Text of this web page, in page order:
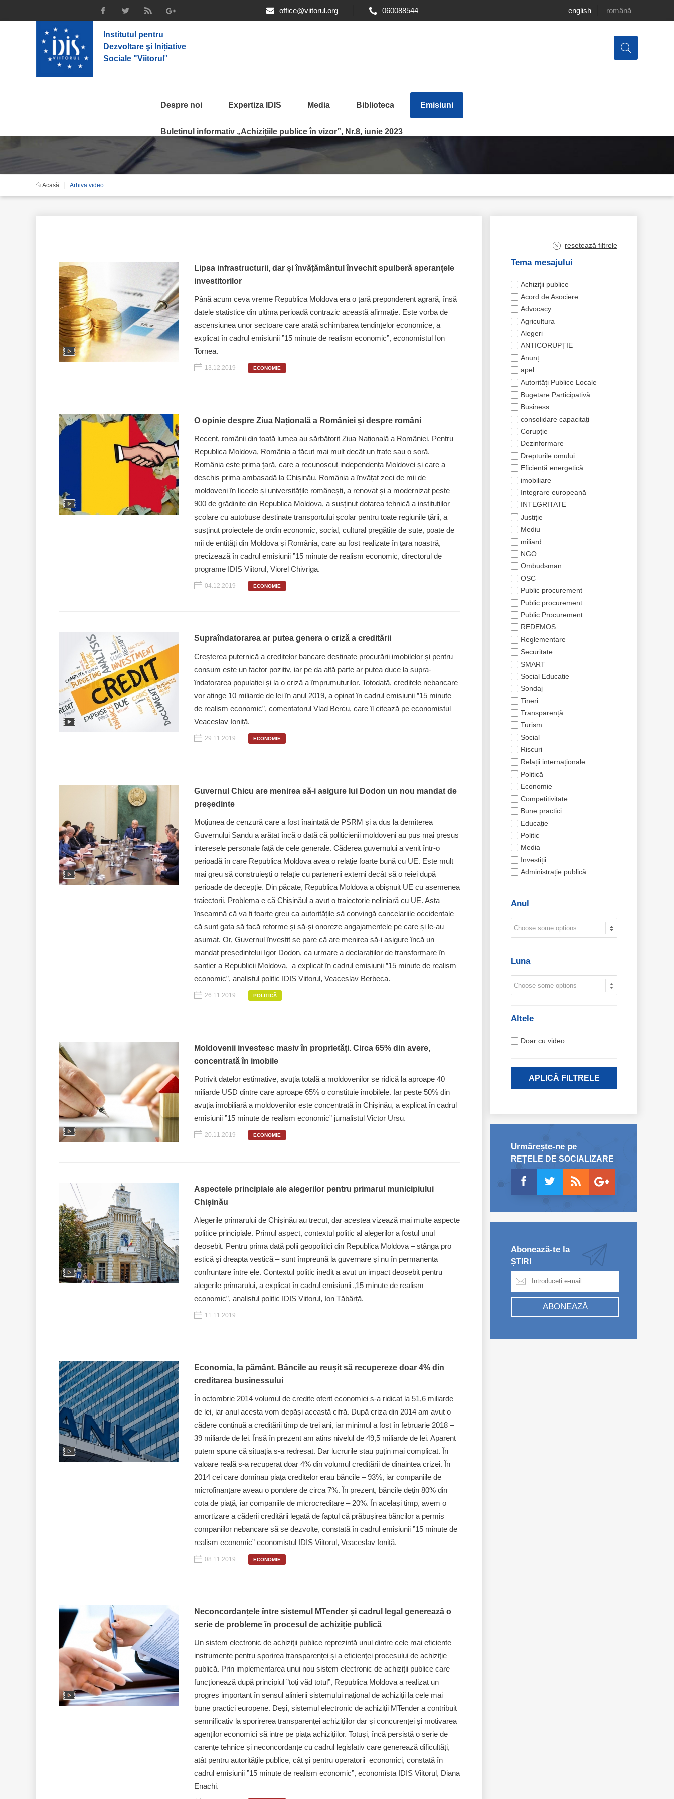
office@viitorul.org 060088544 english română
Institutul pentru
Dezvoltare şi Inițiative
Sociale "Viitorul "
Despre noi Expertiza IDIS Media Biblioteca Emisiuni
Buletinul informativ „Achizițiile publice în vizor”, Nr.8, iunie 2023
Acasă Arhiva video
Lipsa infrastructurii, dar și învățământul învechit spulberă speranțele
investitorilor
Până acum ceva vreme Republica Moldova era o țară preponderent agrară, însă
datele statistice din ultima perioadă contrazic această afirmație. Este vorba de
ascensiunea unor sectoare care arată schimbarea tendințelor economice, a
explicat în cadrul emisiunii ”15 minute de realism economic”, economistul Ion
Tornea.
13.12.2019 ECONOMIE
O opinie despre Ziua Națională a României și despre români
Recent, românii din toată lumea au sărbătorit Ziua Națională a României. Pentru
Republica Moldova, România a făcut mai mult decât un frate sau o soră.
România este prima țară, care a recunoscut independența Moldovei și care a
deschis prima ambasadă la Chișinău. România a învățat zeci de mii de
moldoveni în liceele și universitățile românești, a renovat și a modernizat peste
900 de grădinițe din Republica Moldova, a susținut dotarea tehnică a instituțiilor
școlare cu autobuse destinate transportului școlar pentru toate regiunile țării, a
susținut proiectele de ordin economic, social, cultural pregătite de sute, poate de
mii de entități din Moldova și România, care au fost realizate în țara noastră,
precizează în cadrul emisiunii ”15 minute de realism economic, directorul de
programe IDIS Viitorul, Viorel Chivriga.
04.12.2019 ECONOMIE
Supraîndatorarea ar putea genera o criză a creditării
Creșterea puternică a creditelor bancare destinate procurării imobilelor și pentru
consum este un factor pozitiv, iar pe da altă parte ar putea duce la supra-
îndatorarea populației și la o criză a împrumuturilor. Totodată, creditele nebancare
vor atinge 10 miliarde de lei în anul 2019, a opinat în cadrul emisiunii ”15 minute
de realism economic”, comentatorul Vlad Bercu, care îl citează pe economistul
Veaceslav Ioniță.
29.11.2019 ECONOMIE
Guvernul Chicu are menirea să-i asigure lui Dodon un nou mandat de
președinte
Moțiunea de cenzură care a fost înaintată de PSRM și a dus la demiterea
Guvernului Sandu a arătat încă o dată că politicienii moldoveni au pus mai presus
interesele personale față de cele generale. Căderea guvernului a venit într-o
perioadă în care Republica Moldova avea o relație foarte bună cu UE. Este mult
mai greu să construiești o relație cu partenerii externi decât să o reiei după
perioade de decepție. Din păcate, Republica Moldova a obișnuit UE cu asemenea
traiectorii. Problema e că Chișinăul a avut o traiectorie neliniară cu UE. Asta
înseamnă că va fi foarte greu ca autoritățile să convingă cancelariile occidentale
că sunt gata să facă reforme și să-și onoreze angajamentele pe care și le-au
asumat. Or, Guvernul învestit se pare că are menirea să-i asigure încă un
mandat președintelui Igor Dodon, ca urmare a declarațiilor de transformare în
șantier a Republicii Moldova, a explicat în cadrul emisiunii ”15 minute de realism
economic”, analistul politic IDIS Viitorul, Veaceslav Berbeca.
26.11.2019 POLITICĂ
Moldovenii investesc masiv în proprietăți. Circa 65% din avere,
concentrată în imobile
Potrivit datelor estimative, avuția totală a moldovenilor se ridică la aproape 40
miliarde USD dintre care aproape 65% o constituie imobilele. Iar peste 50% din
avuția imobiliară a moldovenilor este concentrată în Chișinău, a explicat în cadrul
emisiunii ”15 minute de realism economic” jurnalistul Victor Ursu.
20.11.2019 ECONOMIE
Aspectele principiale ale alegerilor pentru primarul municipiului
Chișinău
Alegerile primarului de Chișinău au trecut, dar acestea vizează mai multe aspecte
politice principiale. Primul aspect, contextul politic al alegerilor a fostul unul
deosebit. Pentru prima dată polii geopolitici din Republica Moldova – stânga pro
estică și dreapta vestică – sunt împreună la guvernare și nu în permanenta
confruntare între ele. Contextul politic inedit a avut un impact deosebit pentru
alegerile primarului, a explicat în cadrul emisiunii „15 minute de realism
economic”, analistul politic IDIS Viitorul, Ion Tăbârță.
11.11.2019
Economia, la pământ. Băncile au reușit să recupereze doar 4% din
creditarea businessului
În octombrie 2014 volumul de credite oferit economiei s-a ridicat la 51,6 miliarde
de lei, iar anul acesta vom depăși această cifră. După criza din 2014 am avut o
cădere continuă a creditării timp de trei ani, iar minimul a fost în februarie 2018 –
39 miliarde de lei. Însă în prezent am atins nivelul de 49,5 miliarde de lei. Aparent
putem spune că situația s-a redresat. Dar lucrurile stau puțin mai complicat. În
valoare reală s-a recuperat doar 4% din volumul creditării de dinaintea crizei. În
2014 cei care dominau piața creditelor erau băncile – 93%, iar companiile de
microfinanțare aveau o pondere de circa 7%. În prezent, băncile dețin 80% din
cota de piață, iar companiile de microcreditare – 20%. În același timp, avem o
amortizare a căderii creditării legată de faptul că prăbușirea băncilor a permis
companiilor nebancare să se dezvolte, constată în cadrul emisiunii ”15 minute de
realism economic” economistul IDIS Viitorul, Veaceslav Ioniță.
08.11.2019 ECONOMIE
Neconcordanțele între sistemul MTender și cadrul legal generează o
serie de probleme în procesul de achiziție publică
Un sistem electronic de achiziţii publice reprezintă unul dintre cele mai eficiente
instrumente pentru sporirea transparenţei şi a eficienţei procesului de achiziţie
publică. Prin implementarea unui nou sistem electronic de achiziții publice care
funcționează după principiul ”toți văd totul”, Republica Moldova a realizat un
progres important în sensul alinierii sistemului național de achiziții la cele mai
bune practici europene. Deși, sistemul electronic de achiziții MTender a contribuit
semnificativ la sporirerea transparenței achizițiilor dar și concurenței și motivarea
agenților economici să intre pe piața achizițiilor. Totuși, încă persistă o serie de
carențe tehnice și neconcordanțe cu cadrul legislativ care generează dificultăți,
atât pentru autoritățile publice, cât și pentru operatorii economici, constată în
cadrul emisiunii ”15 minute de realism economic”, economista IDIS Viitorul, Diana
Enachi.
resetează filtrele
Tema mesajului
Achiziţii publice
Acord de Asociere
Advocacy
Agricultura
Alegeri
ANTICORUPȚIE
Anunț
apel
Autorități Publice Locale
Bugetare Participativă
Business
consolidare capacitați
Corupție
Dezinformare
Drepturile omului
Eficiență energetică
imobiliare
Integrare europeană
INTEGRITATE
Justiție
Mediu
miliard
NGO
Ombudsman
OSC
Public procurement
Public procurement
Public Procurement
REDEMOS
Reglementare
Securitate
SMART
Social Educatie
Sondaj
Tineri
Transparență
Turism
Social
Riscuri
Relații internaționale
Politică
Economie
Competitivitate
Bune practici
Educație
Politic
Media
Investiții
Administrație publică
Anul
Luna
Altele
Doar cu video
APLICĂ FILTRELE
Urmărește-ne pe
REȚELE DE SOCIALIZARE
Abonează-te la
ȘTIRI
ABONEAZĂ